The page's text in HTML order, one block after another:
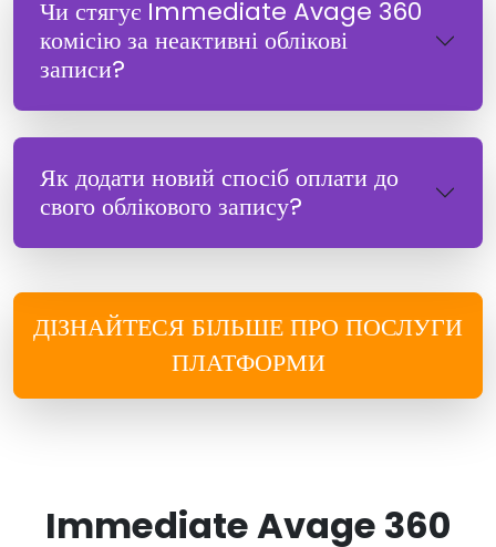
Чи стягує Immediate Avage 360
комісію за неактивні облікові
записи?
Як додати новий спосіб оплати до
свого облікового запису?
ДІЗНАЙТЕСЯ БІЛЬШЕ ПРО ПОСЛУГИ
ПЛАТФОРМИ
Immediate Avage 360